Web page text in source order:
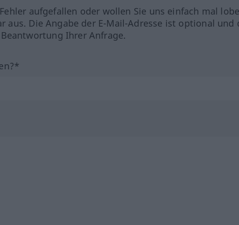
aufgefallen oder wollen Sie uns einfach mal
aus. Die Angabe der E-Mail-Adresse ist optional und
Ihrer Anfrage.